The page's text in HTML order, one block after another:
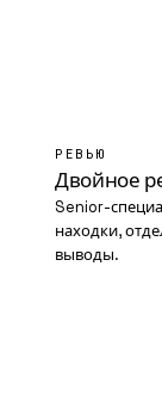
РЕВЬЮ
Двойное
Senior-
находки,
выводы.